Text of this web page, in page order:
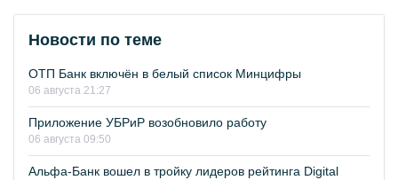
Новости по теме
ОТП Банк включён в белый список Минцифры
06 августа 21:27
Приложение УБРиР возобновило работу
06 августа 09:50
Альфа-Банк вошел в тройку лидеров рейтинга Digital